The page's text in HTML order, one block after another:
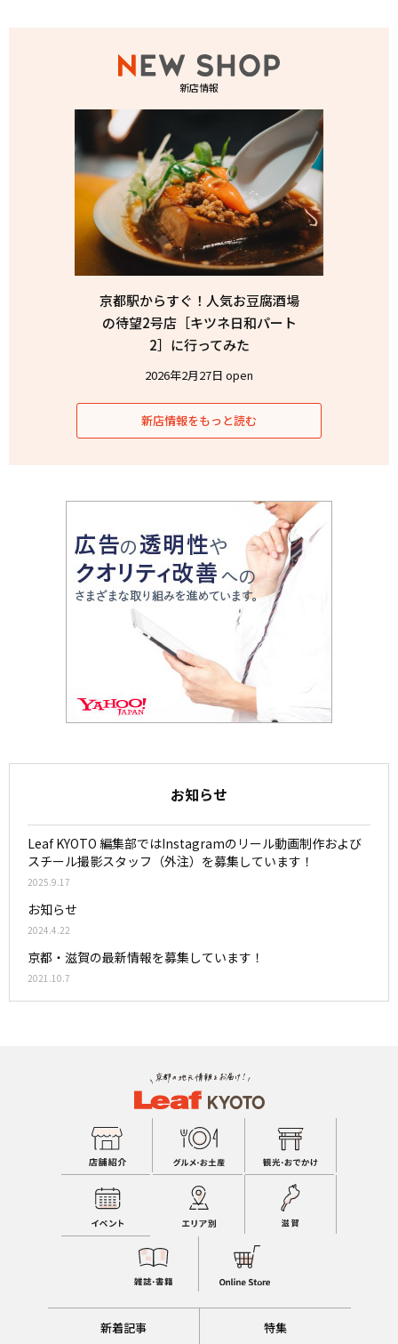
新店情報
京都駅からすぐ！人気お豆腐酒場
の待望2号店［キツネ日和パート
2］に行ってみた
2026年2月27日 open
新店情報をもっと読む
お知らせ
Leaf KYOTO 編集部ではInstagramのリール動画制作および
スチール撮影スタッフ（外注）を募集しています！
2025.9.17
お知らせ
2024.4.22
京都・滋賀の最新情報を募集しています！
2021.10.7
新着記事 特集